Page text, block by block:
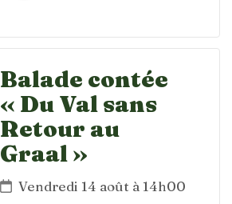
Balade contée
« Du Val sans
Retour au
Graal »
Vendredi 14 août à 14h00